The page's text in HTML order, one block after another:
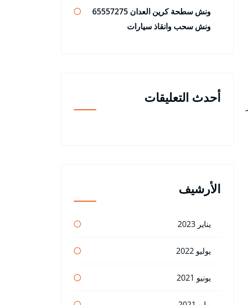
ونش سطحة كرين العدان 65557275
ونش سحب وانقاذ سيارات
أحدث التعليقات
الأرشيف
يناير 2023
يوليو 2022
يونيو 2021